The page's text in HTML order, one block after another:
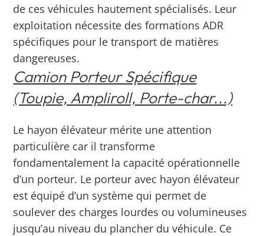
de ces véhicules hautement spécialisés. Leur
exploitation nécessite des formations ADR
spécifiques pour le transport de matières
dangereuses.
Camion Porteur Spécifique
(Toupie, Ampliroll, Porte-char...)
Le hayon élévateur mérite une attention
particulière car il transforme
fondamentalement la capacité opérationnelle
d’un porteur. Le porteur avec hayon élévateur
est équipé d’un système qui permet de
soulever des charges lourdes ou volumineuses
jusqu’au niveau du plancher du véhicule. Ce